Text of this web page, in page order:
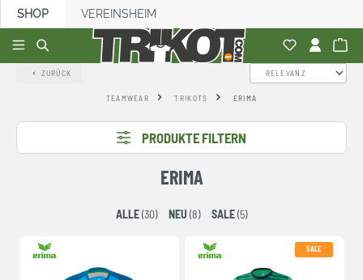
springen
SHOP VEREINSHEIM
ZURÜCK
TEAMWEAR TRIKOTS ERIMA
PRODUKTE FILTERN
ERIMA
ALLE(30) NEU (8) SALE(5)
SALE